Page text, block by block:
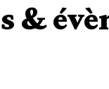
&